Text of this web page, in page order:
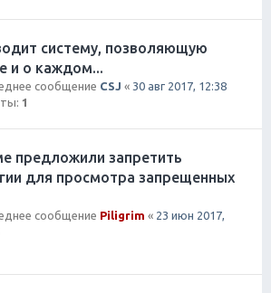
систему, позволяющую
и о каждом...
сообщение CSJ « 30 авг 2017, 12:38
1
предложили запретить
для просмотра запрещенных
сообщение Piligrim « 23 июн 2017,